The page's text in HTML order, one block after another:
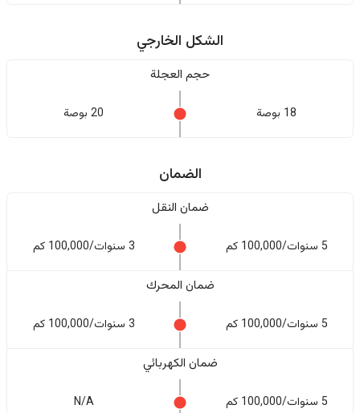
الشكل الخارجي
حجم العجلة
18 بوصة 20 بوصة
الضمان
ضمان النقل
5 سنوات/100,000 كم 3 سنوات/100,000 كم
ضمان المحرك
5 سنوات/100,000 كم 3 سنوات/100,000 كم
ضمان الكهربائي
5 سنوات/100,000 كم N/A